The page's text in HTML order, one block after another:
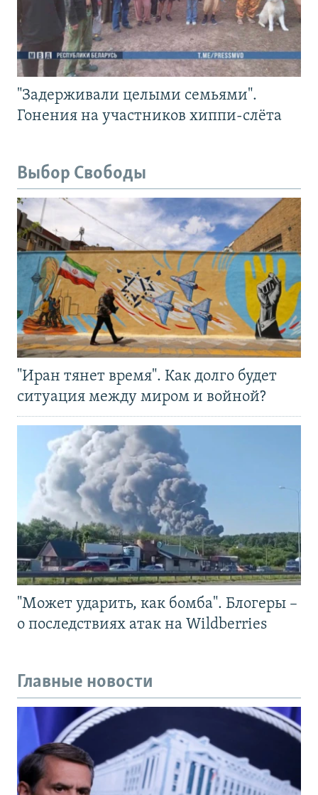
"Задерживали целыми семьями".
Гонения на участников хиппи-слёта
Выбор Свободы
"Иран тянет время". Как долго будет
ситуация между миром и войной?
"Может ударить, как бомба". Блогеры –
о последствиях атак на Wildberries
Главные новости